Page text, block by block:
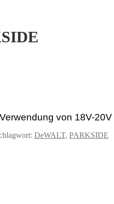
von 18V-
DeWALT, PARKSIDE